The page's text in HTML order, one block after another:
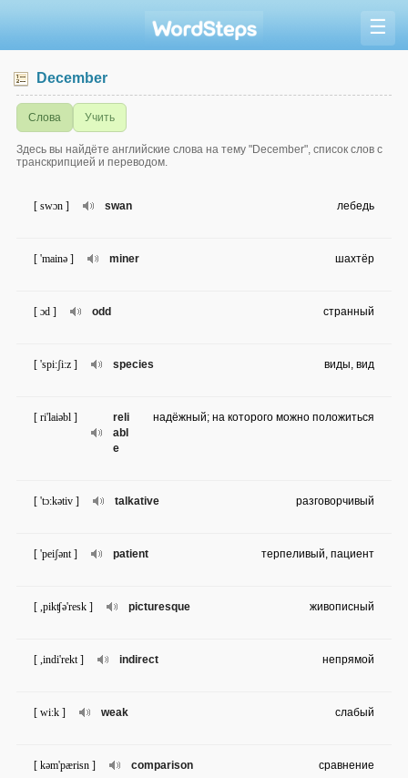
☰
December
Слова Учить
Здесь вы найдёте английские слова на тему "December", список слов с
транскрипцией и переводом.
swan
[ swɔn ] лебедь
miner
[ 'mainə ] шахтёр
odd
[ ɔd ] странный
species
[ 'spi:ʃi:z ] виды, вид
reli
abl
e
[ ri'laiəbl ] надёжный; на которого можно положиться
talkative
[ 'tɔ:kətiv ] разговорчивый
patient
[ 'peiʃənt ] терпеливый, пациент
picturesque
[ ,pikʧə'resk ] живописный
indirect
[ ,indi'rekt ] непрямой
weak
[ wi:k ] слабый
comparison
[ kəm'pærisn ] сравнение